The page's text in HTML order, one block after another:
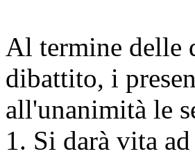
Al termine delle
dibattito, i
all'unanimità le
1. Si darà vita